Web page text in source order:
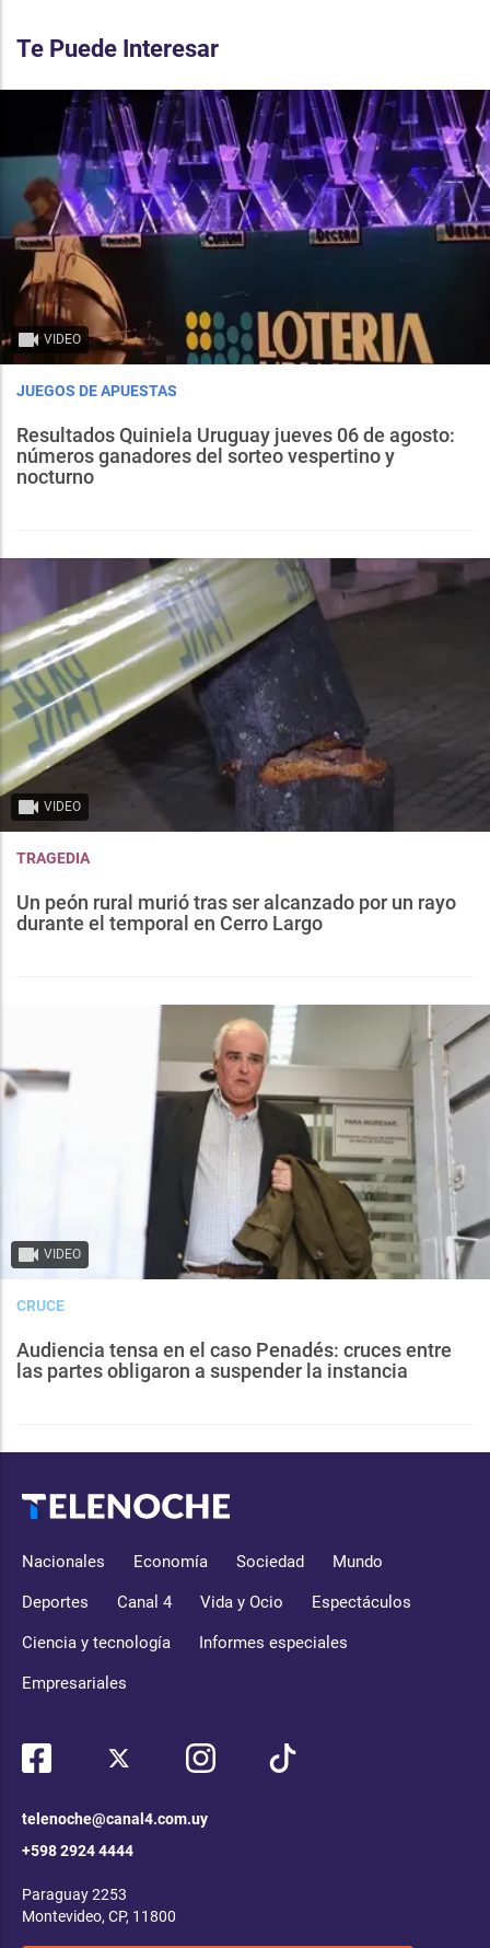
Te Puede Interesar
VIDEO
JUEGOS DE APUESTAS
Resultados Quiniela Uruguay jueves 06 de agosto:
números ganadores del sorteo vespertino y
nocturno
VIDEO
TRAGEDIA
Un peón rural murió tras ser alcanzado por un rayo
durante el temporal en Cerro Largo
VIDEO
CRUCE
Audiencia tensa en el caso Penadés: cruces entre
las partes obligaron a suspender la instancia
Nacionales Economía Sociedad Mundo
Deportes Canal 4 Vida y Ocio Espectáculos
Ciencia y tecnología Informes especiales
Empresariales
telenoche@canal4.com.uy
+598 2924 4444
Paraguay 2253
Montevideo, CP, 11800